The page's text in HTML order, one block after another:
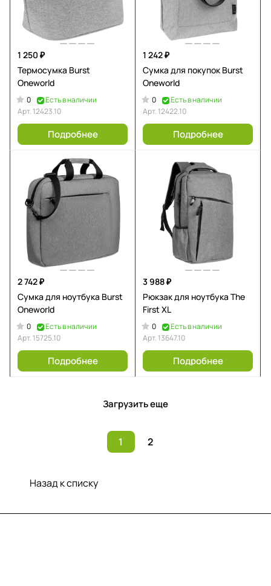
1 250 ₽
Термосумка Burst
Oneworld
0
Есть в наличии
Арт. 12423.10
Подробнее
1 242 ₽
Сумка для покупок Burst
Oneworld
0
Есть в наличии
Арт. 12422.10
Подробнее
2 742 ₽
Сумка для ноутбука Burst
Oneworld
0
Есть в наличии
Арт. 15725.10
Подробнее
3 988 ₽
Рюкзак для ноутбука The
First XL
0
Есть в наличии
Арт. 13647.10
Подробнее
Загрузить еще
1 2
Назад к списку